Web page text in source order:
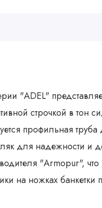
"ADEL"
строчкой в тон
профильная
для надежности и
"Armopur",
на ножках